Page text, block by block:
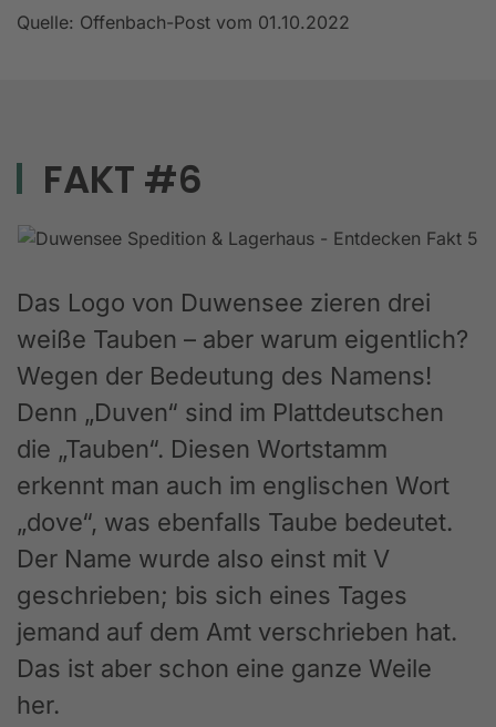
Quelle: Offenbach-Post vom 01.10.2022
FAKT #6
Das Logo von Duwensee zieren drei
weiße Tauben – aber warum eigentlich?
Wegen der Bedeutung des Namens!
Denn „Duven“ sind im Plattdeutschen
die „Tauben“. Diesen Wortstamm
erkennt man auch im englischen Wort
„dove“, was ebenfalls Taube bedeutet.
Der Name wurde also einst mit V
geschrieben; bis sich eines Tages
jemand auf dem Amt verschrieben hat.
Das ist aber schon eine ganze Weile
her.